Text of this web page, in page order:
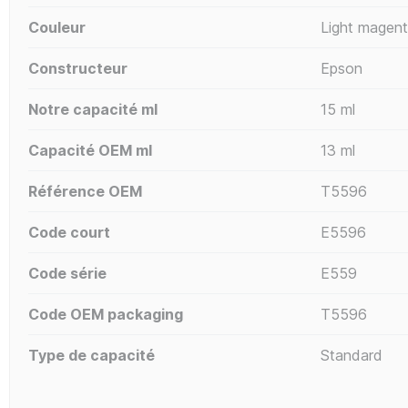
Couleur Light
Constructeur Epson
Notre capacité ml 15 ml
Capacité OEM ml 13 ml
Référence OEM T5596
Code court E5596
Code série E559
Code OEM packaging T5596
Type de capacité Standard